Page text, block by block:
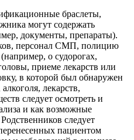
браслеты,
могут содержать
документы, препараты).
персонал СМП, полицию
о судорогах,
приеме лекарств или
в которой был обнаружен
лекарств,
следует осмотреть и
и как возможные
следует
пациентом